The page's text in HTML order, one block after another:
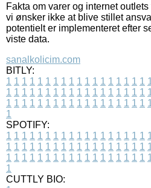
Fakta om varer og internet
vi ønsker ikke at blive stillet
potentielt er implementeret efter
viste data.
sanalkolicim.com
BITLY:
1 1 1 1 1 1 1 1 1 1 1 1 1 1 1 1 1 1
1 1 1 1 1 1 1 1 1 1 1 1 1 1 1 1 1 1
1 1 1 1 1 1 1 1 1 1 1 1 1 1 1 1 1 1
1
SPOTIFY:
1 1 1 1 1 1 1 1 1 1 1 1 1 1 1 1 1 1
1 1 1 1 1 1 1 1 1 1 1 1 1 1 1 1 1 1
1 1 1 1 1 1 1 1 1 1 1 1 1 1 1 1 1 1
1
CUTTLY BIO: